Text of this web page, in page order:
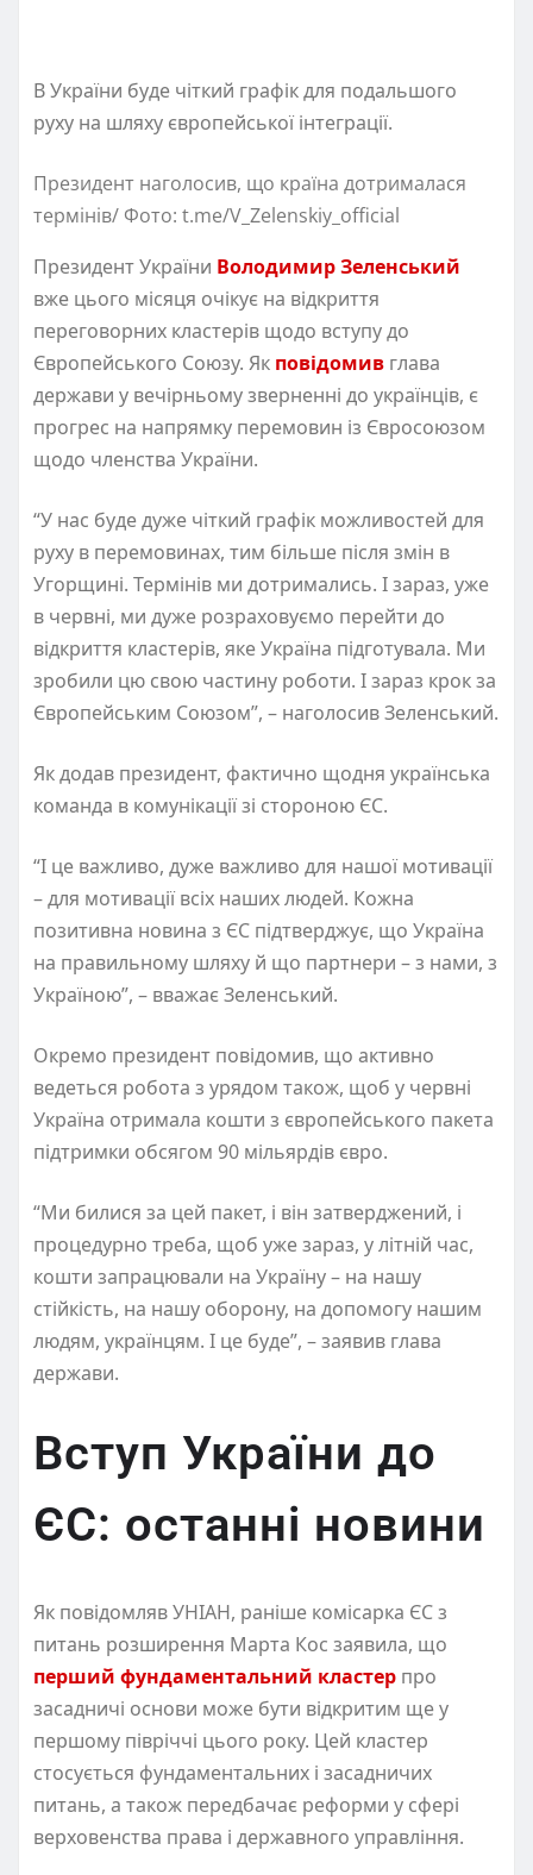
В України буде чіткий графік для подальшого
руху на шляху європейської інтеграції.
Президент наголосив, що країна дотрималася
термінів/ Фото: t.me/V_Zelenskiy_official
Президент України Володимир Зеленський
вже цього місяця очікує на відкриття
переговорних кластерів щодо вступу до
Європейського Союзу. Як повідомив глава
держави у вечірньому зверненні до українців, є
прогрес на напрямку перемовин із Євросоюзом
щодо членства України.
“У нас буде дуже чіткий графік можливостей для
руху в перемовинах, тим більше після змін в
Угорщині. Термінів ми дотримались. І зараз, уже
в червні, ми дуже розраховуємо перейти до
відкриття кластерів, яке Україна підготувала. Ми
зробили цю свою частину роботи. І зараз крок за
Європейським Союзом”, – наголосив Зеленський.
Як додав президент, фактично щодня українська
команда в комунікації зі стороною ЄС.
“І це важливо, дуже важливо для нашої мотивації
– для мотивації всіх наших людей. Кожна
позитивна новина з ЄС підтверджує, що Україна
на правильному шляху й що партнери – з нами, з
Україною”, – вважає Зеленський.
Окремо президент повідомив, що активно
ведеться робота з урядом також, щоб у червні
Україна отримала кошти з європейського пакета
підтримки обсягом 90 мільярдів євро.
“Ми билися за цей пакет, і він затверджений, і
процедурно треба, щоб уже зараз, у літній час,
кошти запрацювали на Україну – на нашу
стійкість, на нашу оборону, на допомогу нашим
людям, українцям. І це буде”, – заявив глава
держави.
Вступ України до
ЄС: останні новини
Як повідомляв УНІАН, раніше комісарка ЄС з
питань розширення Марта Кос заявила, що
перший фундаментальний кластер про
засадничі основи може бути відкритим ще у
першому півріччі цього року. Цей кластер
стосується фундаментальних і засадничих
питань, а також передбачає реформи у сфері
верховенства права і державного управління.